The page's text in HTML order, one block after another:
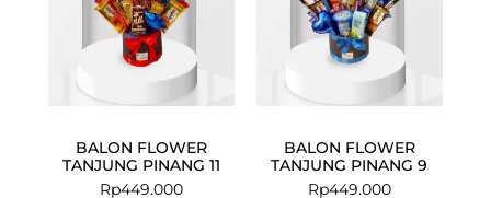
BALON FLOWER
TANJUNG PINANG 11
Rp449.000
BALON FLOWER
TANJUNG PINANG 9
Rp449.000